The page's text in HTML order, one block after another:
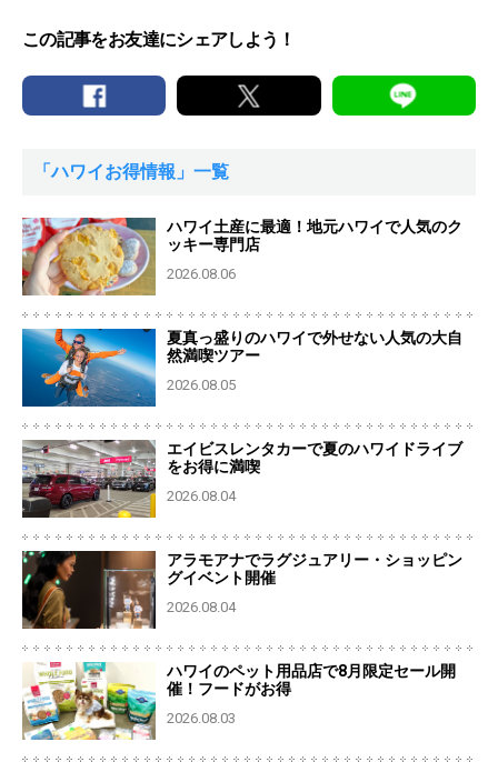
この記事をお友達にシェアしよう！
「ハワイお得情報」一覧
ハワイ土産に最適！地元ハワイで人気のク
ッキー専門店
2026.08.06
夏真っ盛りのハワイで外せない人気の大自
然満喫ツアー
2026.08.05
エイビスレンタカーで夏のハワイドライブ
をお得に満喫
2026.08.04
アラモアナでラグジュアリー・ショッピン
グイベント開催
2026.08.04
ハワイのペット用品店で8月限定セール開
催！フードがお得
2026.08.03